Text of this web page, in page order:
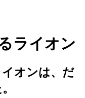
ライオン
オンは、だ